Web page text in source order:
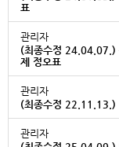
표
관리자
(최종수정 24.04.07.)
제 정오표
관리자
(최종수정 22.11.13.)
관리자